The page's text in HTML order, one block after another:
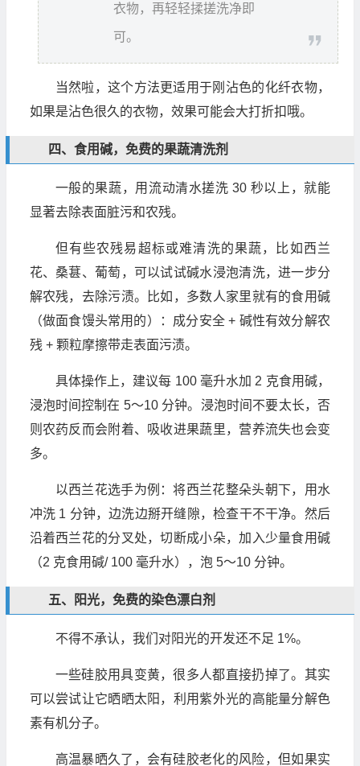
衣物，再轻轻揉搓洗净即
可。
当然啦，这个方法更适用于刚沾色的化纤衣物，
如果是沾色很久的衣物，效果可能会大打折扣哦。
四、食用碱，免费的果蔬清洗剂
一般的果蔬，用流动清水搓洗 30 秒以上，就能
显著去除表面脏污和农残。
但有些农残易超标或难清洗的果蔬，比如西兰
花、桑葚、葡萄，可以试试碱水浸泡清洗，进一步分
解农残，去除污渍。比如，多数人家里就有的食用碱
（做面食馒头常用的）：成分安全 + 碱性有效分解农
残 + 颗粒摩擦带走表面污渍。
具体操作上，建议每 100 毫升水加 2 克食用碱，
浸泡时间控制在 5～10 分钟。浸泡时间不要太长，否
则农药反而会附着、吸收进果蔬里，营养流失也会变
多。
以西兰花选手为例：将西兰花整朵头朝下，用水
冲洗 1 分钟，边洗边掰开缝隙，检查干不干净。然后
沿着西兰花的分叉处，切断成小朵，加入少量食用碱
（2 克食用碱/ 100 毫升水），泡 5～10 分钟。
五、阳光，免费的染色漂白剂
不得不承认，我们对阳光的开发还不足 1%。
一些硅胶用具变黄，很多人都直接扔掉了。其实
可以尝试让它晒晒太阳，利用紫外光的高能量分解色
素有机分子。
高温暴晒久了，会有硅胶老化的风险，但如果实